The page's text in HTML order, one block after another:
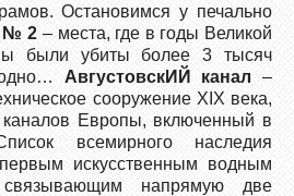
Остановимся у печально
№ 2 – места, где в годы Великой
были убиты более 3 тысяч
АвгустовскИЙ канал –
сооружение XIX века,
Европы, включенный в
всемирного наследия
искусственным водным
напрямую две